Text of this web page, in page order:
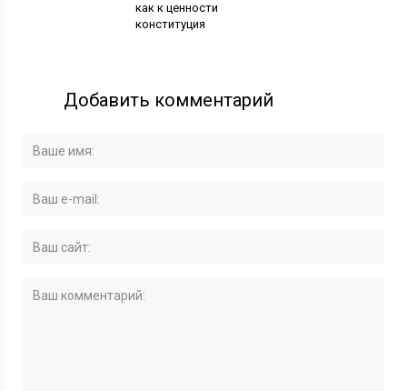
как к ценности
конституция
Добавить комментарий